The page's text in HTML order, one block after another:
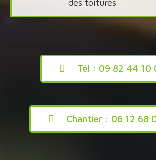
des toitures​​
Tél : 09 82 44 10
Chantier : 06 12 68